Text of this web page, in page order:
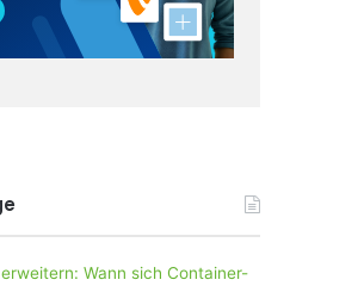
Wann sich Container-